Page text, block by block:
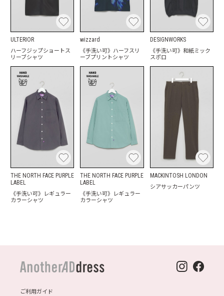
ULTERIOR
ハーフジップショートス
リーブシャツ
wizzard
《手洗い可》ハーフスリ
ーブプリントシャツ
DESIGNWORKS
《手洗い可》和紙ミック
スポロ
THE NORTH FACE PURPLE
LABEL
《手洗い可》レギュラー
カラーシャツ
THE NORTH FACE PURPLE
LABEL
《手洗い可》レギュラー
カラーシャツ
MACKINTOSH LONDON
シアサッカーパンツ
ご利用ガイド